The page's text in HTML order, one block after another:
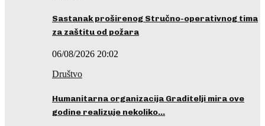
Sastanak proširenog Stručno-operativnog tima
za zaštitu od požara
06/08/2026 20:02
Društvo
Humanitarna organizacija Graditelji mira ove
godine realizuje nekoliko…